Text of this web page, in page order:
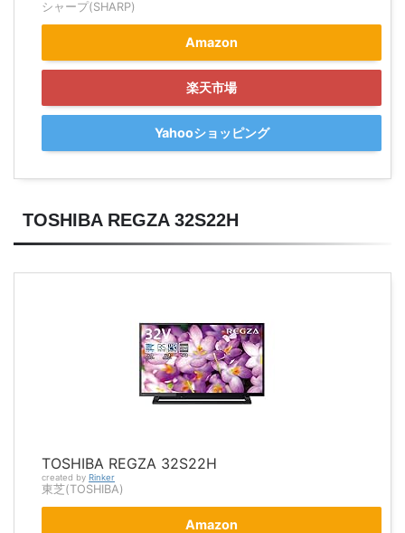
シャープ(SHARP)
Amazon
楽天市場
Yahooショッピング
TOSHIBA REGZA 32S22H
TOSHIBA REGZA 32S22H
created by Rinker
東芝(TOSHIBA)
Amazon